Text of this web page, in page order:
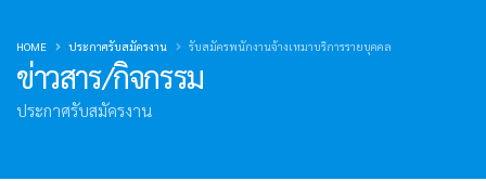
ข่าวสาร/กิจกรรม
ประกาศรับสมัครงาน
HOME ประกาศรับสมัครงาน รับสมัครพนักงานจ้างเหมาบริการรายบุคคล